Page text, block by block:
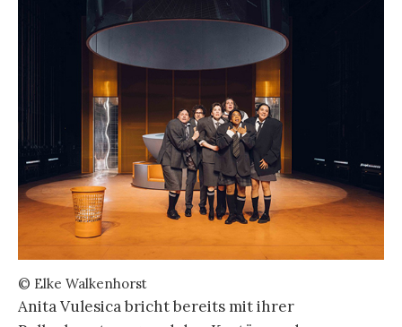
© Elke Walkenhorst
Anita Vulesica bricht bereits mit ihrer